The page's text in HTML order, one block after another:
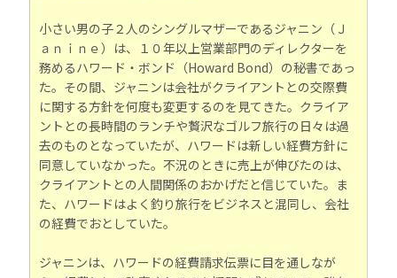
小さい男の子２人のシングルマザーであるジャニン（Ｊ
ａｎｉｎｅ）は、１０年以上営業部門のディレクターを
務めるハワード・ボンド（Howard Bond）の秘書であっ
た。その間、ジャニンは会社がクライアントとの交際費
に関する方針を何度も変更するのを見てきた。クライア
ントとの長時間のランチや贅沢なゴルフ旅行の日々は過
去のものとなっていたが、ハワードは新しい経費方針に
同意していなかった。不況のときに売上が伸びたのは、
クライアントとの人間関係のおかげだと信じていた。ま
た、ハワードはよく釣り旅行をビジネスと混同し、会社
の経費でおとしていた。
ジャニンは、ハワードの経費請求伝票に目を通しなが